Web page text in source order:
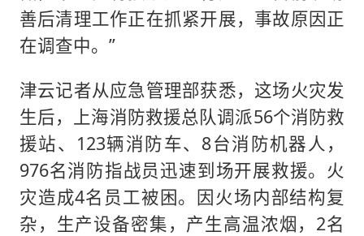
善后清理工作正在抓紧开展，事故原因正
在调查中。”
津云记者从应急管理部获悉，这场火灾发
生后，上海消防救援总队调派56个消防救
援站、123辆消防车、8台消防机器人，
976名消防指战员迅速到场开展救援。火
灾造成4名员工被困。因火场内部结构复
杂，生产设备密集，产生高温浓烟，2名